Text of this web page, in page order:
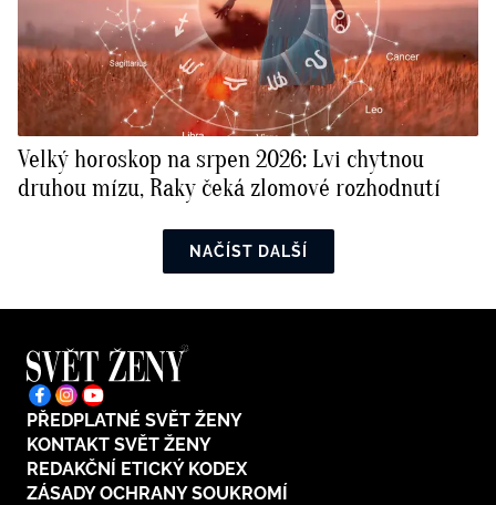
Velký horoskop na srpen 2026: Lvi chytnou
druhou mízu, Raky čeká zlomové rozhodnutí
NAČÍST DALŠÍ
PŘEDPLATNÉ SVĚT ŽENY
KONTAKT SVĚT ŽENY
REDAKČNÍ ETICKÝ KODEX
ZÁSADY OCHRANY SOUKROMÍ